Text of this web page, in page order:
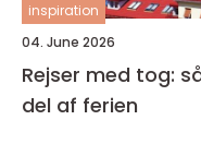
inspiration
04. June 2026
Rejser med tog:
del af ferien